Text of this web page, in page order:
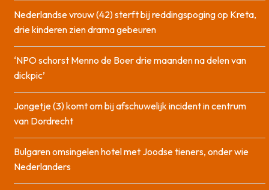
Nederlandse vrouw (42) sterft bij reddingspoging op Kreta,
drie kinderen zien drama gebeuren
‘NPO schorst Menno de Boer drie maanden na delen van
dickpic’
Jongetje (3) komt om bij afschuwelijk incident in centrum
van Dordrecht
Bulgaren omsingelen hotel met Joodse tieners, onder wie
Nederlanders